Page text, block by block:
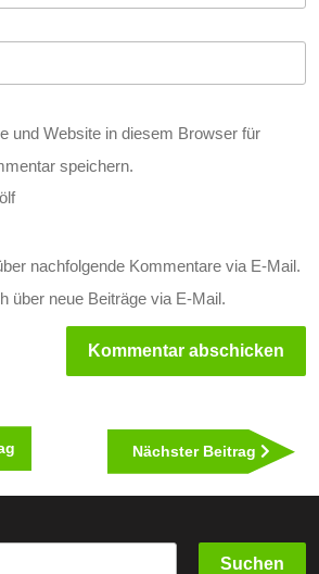
und Website in diesem Browser für
speichern.
nachfolgende Kommentare via E-Mail.
über neue Beiträge via E-Mail.
Beitrag
Nächster Beitrag
Suchen